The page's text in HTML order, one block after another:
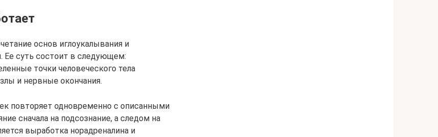
основ иглоукалывания и
Ее суть состоит в следующем:
точки человеческого тела
и нервные окончания.
повторяет одновременно с описанными
сначала на подсознание, а следом на
выработка норадреналина и